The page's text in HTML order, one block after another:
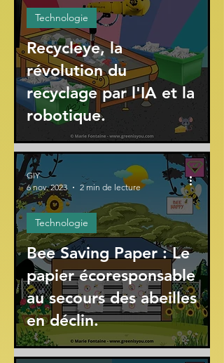
Recycleye, la
révolution du
recyclage par l'IA et la
robotique.
Technologie
Bee Saving Paper : Le
papier écoresponsable
au secours des abeilles
en déclin.
Technologie
GIY
6 nov. 2023
2 min de lecture